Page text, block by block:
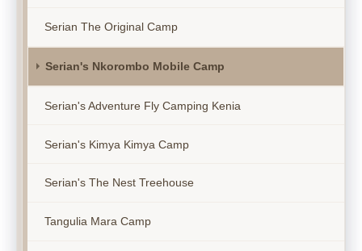
Serian The Original Camp
Serian's Nkorombo Mobile Camp
Serian's Adventure Fly Camping Kenia
Serian's Kimya Kimya Camp
Serian's The Nest Treehouse
Tangulia Mara Camp